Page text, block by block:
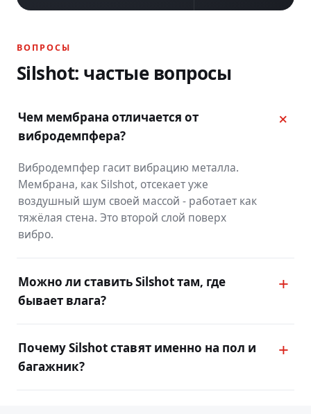
ВОПРОСЫ
Silshot: частые вопросы
Чем мембрана отличается от
вибродемпфера?
Вибродемпфер гасит вибрацию металла.
Мембрана, как Silshot, отсекает уже
воздушный шум своей массой - работает как
тяжёлая стена. Это второй слой поверх
вибро.
Можно ли ставить Silshot там, где
бывает влага?
Почему Silshot ставят именно на пол и
багажник?